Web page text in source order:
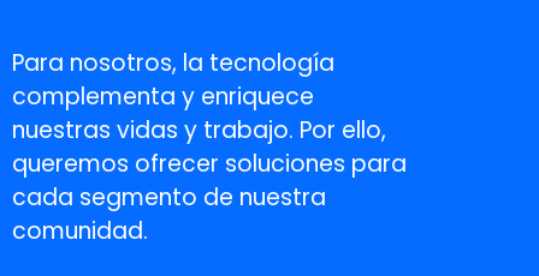
Para nosotros, la tecnología
complementa y enriquece
nuestras vidas y trabajo. Por ello,
queremos ofrecer soluciones para
cada segmento de nuestra
comunidad.